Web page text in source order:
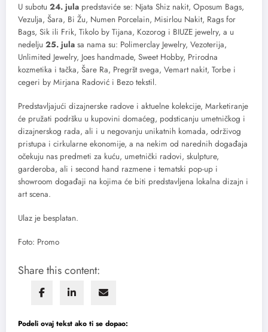
U subotu 24. jula predstaviće se: Njata Shiz nakit, Oposum Bags,
Vezulja, Šara, Bi Žu, Numen Porcelain, Misirlou Nakit, Rags for
Bags, Sik ili Frik, Tikolo by Tijana, Kozorog i BIUZE jewelry, a u
nedelju 25. jula sa nama su: Polimerclay Jewelry, Vezoterija,
Unlimited Jewelry, Joes handmade, Sweet Hobby, Prirodna
kozmetika i tačka, Šare Ra, Pregršt svega, Vemart nakit, Torbe i
cegeri by Mirjana Radović i Bezo tekstil.
Predstavljajući dizajnerske radove i aktuelne kolekcije, Marketiranje
će pružati podršku u kupovini domaćeg, podsticanju umetničkog i
dizajnerskog rada, ali i u negovanju unikatnih komada, održivog
pristupa i cirkularne ekonomije, a na nekim od narednih događaja
očekuju nas predmeti za kuću, umetnički radovi, skulpture,
garderoba, ali i second hand razmene i tematski pop-up i
showroom događaji na kojima će biti predstavljena lokalna dizajn i
art scena.
Ulaz je besplatan.
Foto: Promo
Share this content:
Podeli ovaj tekst ako ti se dopao: